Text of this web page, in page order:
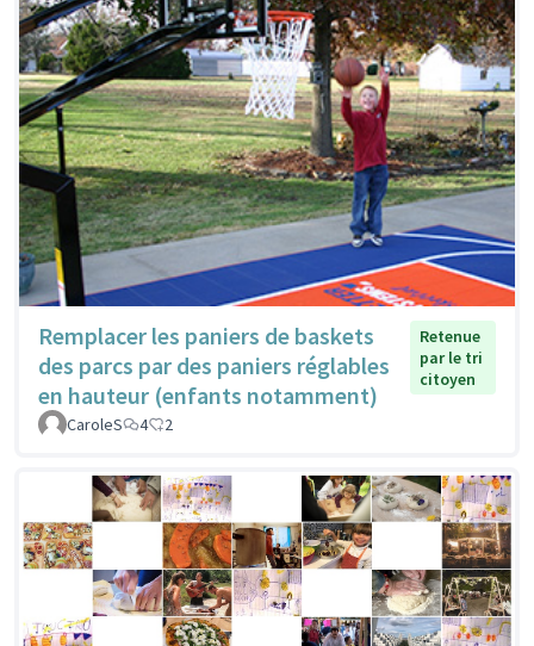
Remplacer les paniers de baskets
des parcs par des paniers réglables
en hauteur (enfants notamment)
Retenue
par le tri
citoyen
CaroleS 4 2